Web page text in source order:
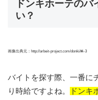
ドンキホーテの
い？
画像出典元：http://arbeit-project.com/donki/#i-3
バイトを探す際、一番に
り時給ですよね。
ドンキ